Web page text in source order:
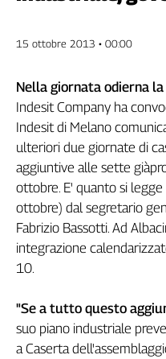
Ambiente
Welfare
Italia
Internazionale
Culture
Categorie
Filcams
Filctem
Fillea
Filt
Fisac
Flai
Flc
15 ottobre 2013 • 00:00
Nella giornata odierna
Indesit Company ha
Indesit di Melano
ulteriori due giornate di
aggiuntive alle sette
ottobre. E' quanto si
ottobre) dal segretario
Fabrizio Bassotti. Ad
integrazione
10.
"Se a tutto questo
suo piano industriale
a Caserta